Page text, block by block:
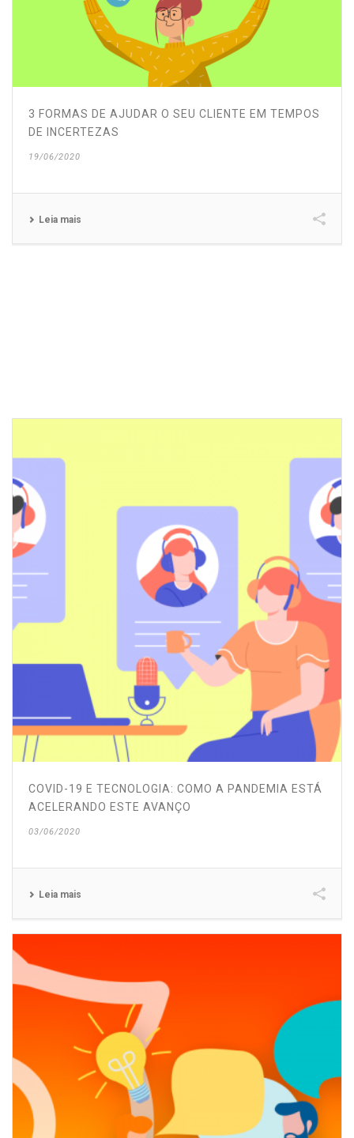
3 FORMAS DE AJUDAR O SEU CLIENTE EM TEMPOS
DE INCERTEZAS
19/06/2020
Leia mais
COVID-19 E TECNOLOGIA: COMO A PANDEMIA ESTÁ
ACELERANDO ESTE AVANÇO
03/06/2020
Leia mais